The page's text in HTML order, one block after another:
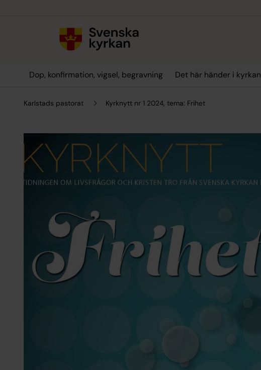
Dop, konfirmation, vigsel, begravning Det här händer i kyrkan
Karlstads pastorat Kyrknytt nr 1 2024, tema: Frihet